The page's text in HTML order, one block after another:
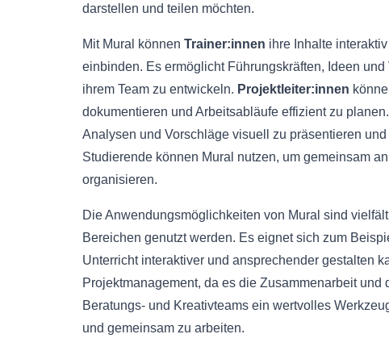
darstellen und teilen möchten.
Mit Mural können Trainer:innen ihre Inhalte
einbinden. Es ermöglicht Führungskräften, Ideen
ihrem Team zu entwickeln. Projektleiter:innen
dokumentieren und Arbeitsabläufe effizient zu planen.
Analysen und Vorschläge visuell zu präsentieren
Studierende können Mural nutzen, um gemeinsam
organisieren.
Die Anwendungsmöglichkeiten von Mural sind
Bereichen genutzt werden. Es eignet sich zum
Unterricht interaktiver und ansprechender gestalten
Projektmanagement, da es die Zusammenarbeit
Beratungs- und Kreativteams ein wertvolles
und gemeinsam zu arbeiten.